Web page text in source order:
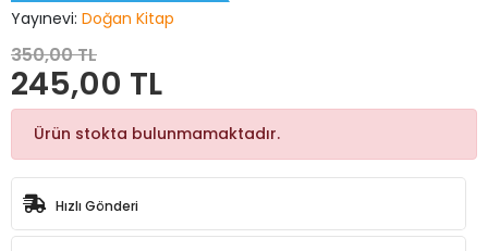
Yayınevi: Doğan Kitap
350,00 TL
245,00 TL
Ürün stokta bulunmamaktadır.
Hızlı Gönderi